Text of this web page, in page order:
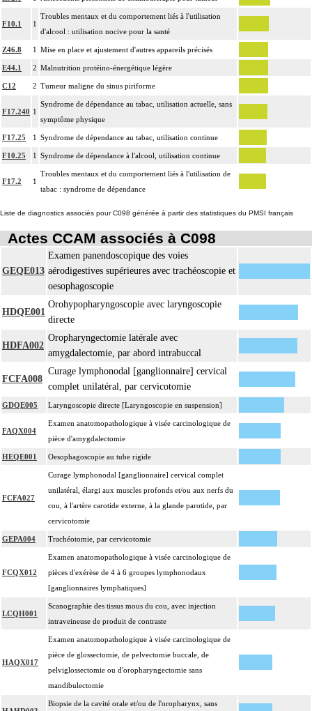
F10.1 1
Troubles mentaux et du comportement liés à l'utilisation
d'alcool : utilisation nocive pour la santé
Z46.8 1 Mise en place et ajustement d'autres appareils précisés
E44.1 2 Malnutrition protéino-énergétique légère
C12 2 Tumeur maligne du sinus piriforme
F17.240 1
Syndrome de dépendance au tabac, utilisation actuelle, sans
symptôme physique
F17.25 1 Syndrome de dépendance au tabac, utilisation continue
F10.25 1 Syndrome de dépendance à l'alcool, utilisation continue
F17.2 1
Troubles mentaux et du comportement liés à l'utilisation de
tabac : syndrome de dépendance
Liste de diagnostics associés pour C098 générée à partir des statistiques du PMSI français
Actes CCAM associés à C098
GEQE013
Examen panendoscopique des voies
aérodigestives supérieures avec trachéoscopie et
oesophagoscopie
HDQE001
Orohypopharyngoscopie avec laryngoscopie
directe
HDFA002
Oropharyngectomie latérale avec
amygdalectomie, par abord intrabuccal
FCFA008
Curage lymphonodal [ganglionnaire] cervical
complet unilatéral, par cervicotomie
GDQE005 Laryngoscopie directe [Laryngoscopie en suspension]
FAQX004
Examen anatomopathologique à visée carcinologique de
pièce d'amygdalectomie
HEQE001 Oesophagoscopie au tube rigide
FCFA027
Curage lymphonodal [ganglionnaire] cervical complet
unilatéral, élargi aux muscles profonds et/ou aux nerfs du
cou, à l'artère carotide externe, à la glande parotide, par
cervicotomie
GEPA004 Trachéotomie, par cervicotomie
FCQX012
Examen anatomopathologique à visée carcinologique de
pièces d'exérèse de 4 à 6 groupes lymphonodaux
[ganglionnaires lymphatiques]
LCQH001
Scanographie des tissus mous du cou, avec injection
intraveineuse de produit de contraste
HAQX017
Examen anatomopathologique à visée carcinologique de
pièce de glossectomie, de pelvectomie buccale, de
pelviglossectomie ou d'oropharyngectomie sans
mandibulectomie
Biopsie de la cavité orale et/ou de l'oropharynx, sans